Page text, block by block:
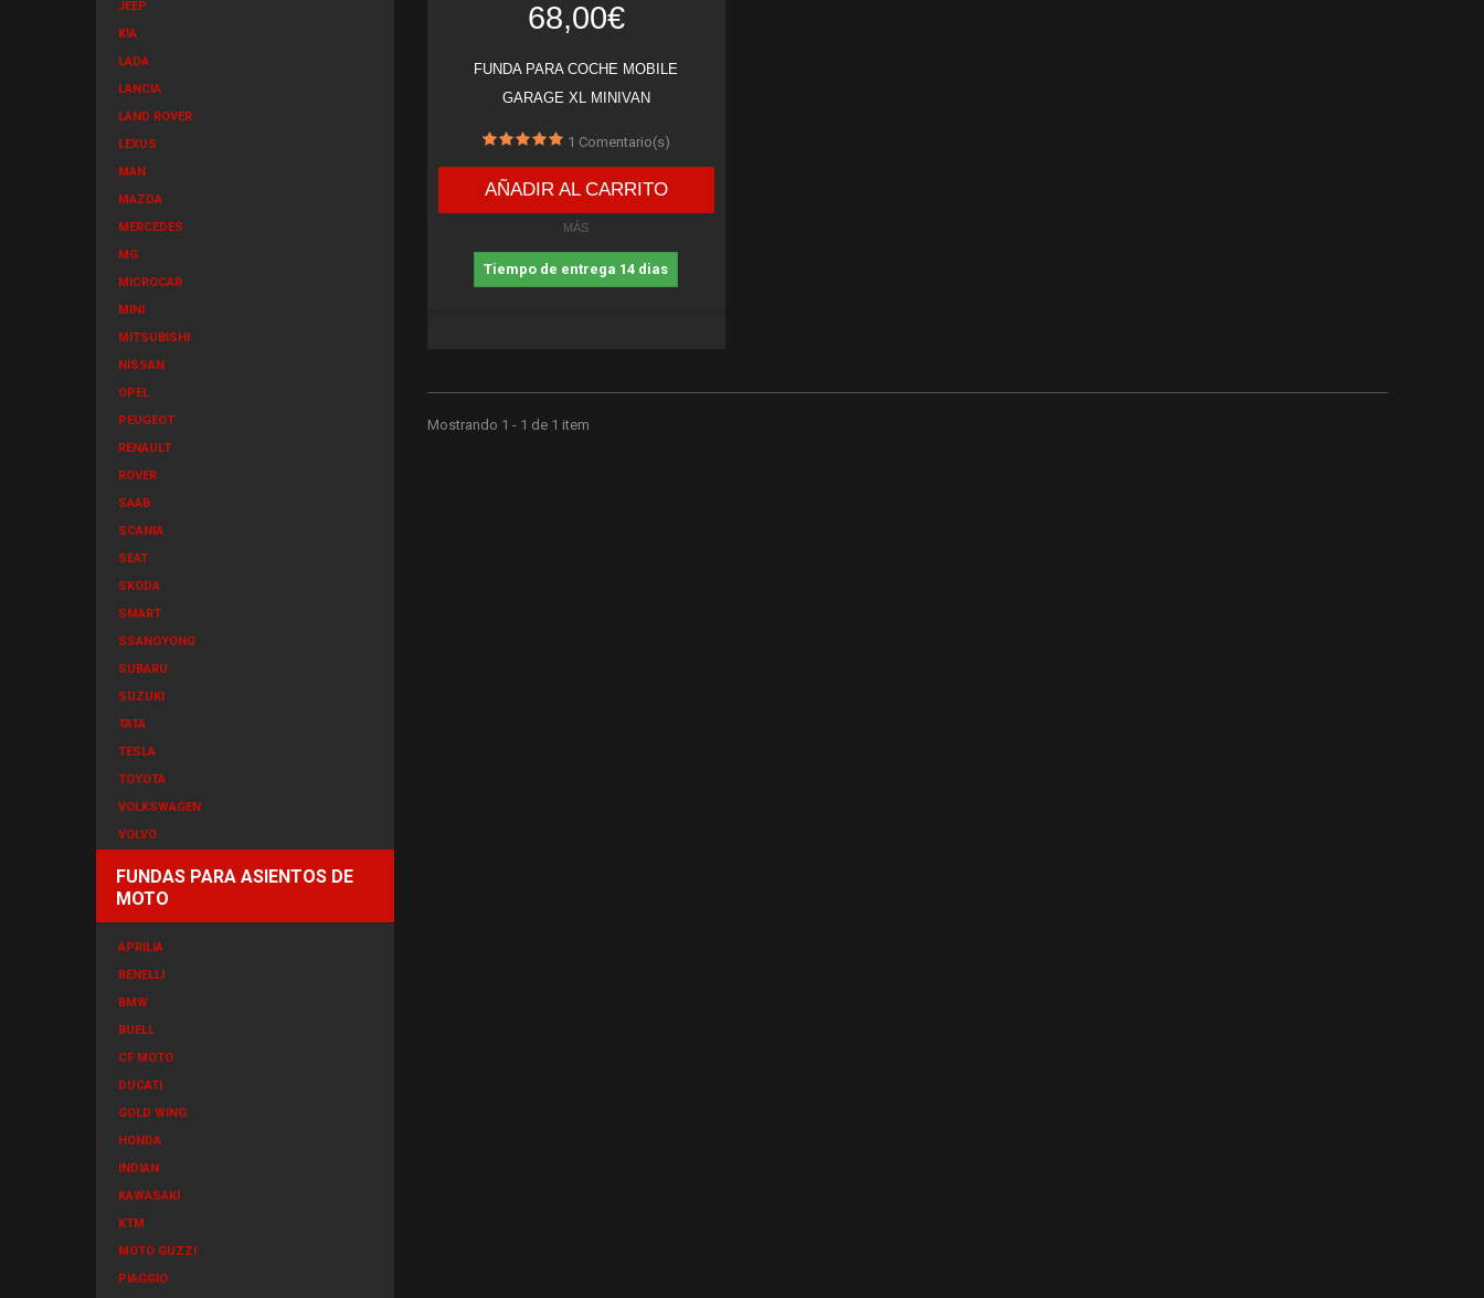
JEEP
KIA
LADA
LANCIA
LAND ROVER
LEXUS
MAN
MAZDA
MERCEDES
MG
MICROCAR
MINI
MITSUBISHI
NISSAN
OPEL
PEUGEOT
RENAULT
ROVER
SAAB
SCANIA
SEAT
SKODA
SMART
SSANGYONG
SUBARU
SUZUKI
TATA
TESLA
TOYOTA
VOLKSWAGEN
VOLVO
FUNDAS PARA ASIENTOS DE
MOTO
APRILIA
BENELLI
BMW
BUELL
CF MOTO
DUCATI
GOLD WING
HONDA
INDIAN
KAWASAKI
KTM
MOTO GUZZI
PIAGGIO
68,00€
FUNDA PARA COCHE MOBILE
GARAGE XL MINIVAN
1 Comentario(s)
AÑADIR AL CARRITO
MÁS
Tiempo de entrega 14 dias
Mostrando 1 - 1 de 1 item